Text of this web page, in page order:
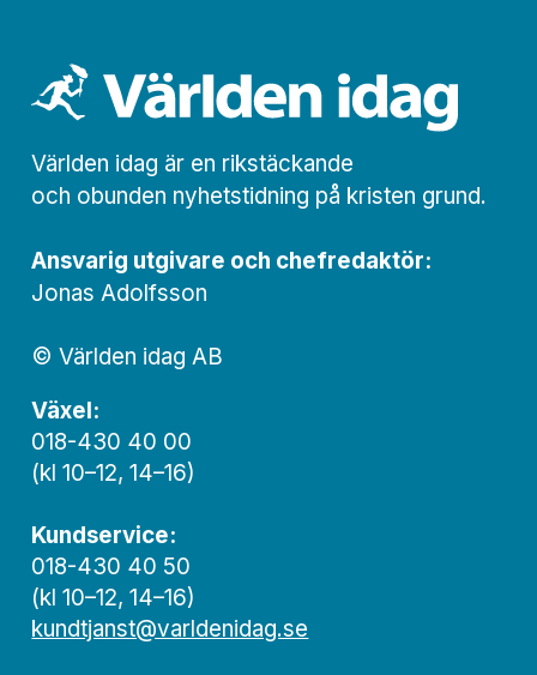
Världen idag är en rikstäckande
och obunden nyhets­­­tidning på kristen grund.
Ansvarig utgivare och chef­redaktör:
Jonas Adolfsson
© Världen idag AB
Växel:
018-430 40 00
(kl 10–12, 14–16)
Kundservice:
018-430 40 50
(kl 10–12, 14–16)
kundtjanst@varldenidag.se